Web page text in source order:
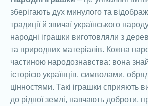
зберігають дух минулого та
традиції й звичаї українського
народні іграшки виготовляли з
та природних матеріалів. Кожна
частиною народознавства: вона
історією українців, символами,
цінностями. Такі іграшки сприяють
до рідної землі, навчають доброти,